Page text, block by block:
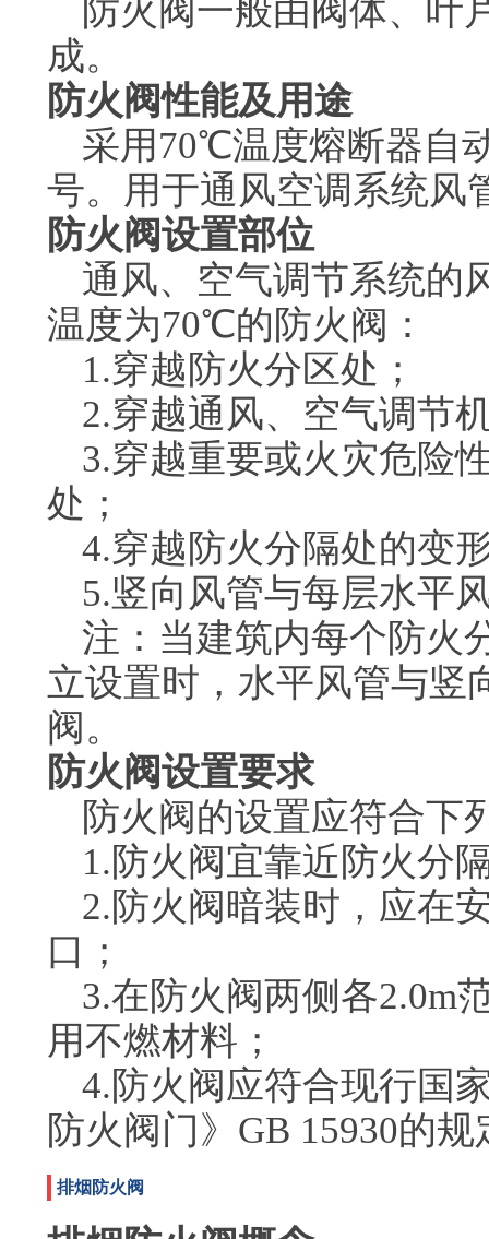
防火阀一般由阀体、叶
成。
防火阀性能及用途
采用70℃温度熔断器自
号。用于通风空调系统风
防火阀设置部位
通风、空气调节系统的
温度为70℃的防火阀：
1.穿越防火分区处；
2.穿越通风、空气调节
3.穿越重要或火灾危险
处；
4.穿越防火分隔处的变
5.竖向风管与每层水平
注：当建筑内每个防火
立设置时，水平风管与竖
阀。
防火阀设置要求
防火阀的设置应符合下
1.防火阀宜靠近防火分
2.防火阀暗装时，应在
口；
3.在防火阀两侧各2.0m
用不燃材料；
4.防火阀应符合现行国
防火阀门》GB 15930的规
排烟防火阀